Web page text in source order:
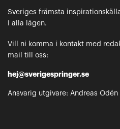
Sveriges främsta
I alla lägen.
Vill ni komma i kontakt med
mail till oss:
hej@sverigespringer.se
Ansvarig utgivare: Andreas Odén